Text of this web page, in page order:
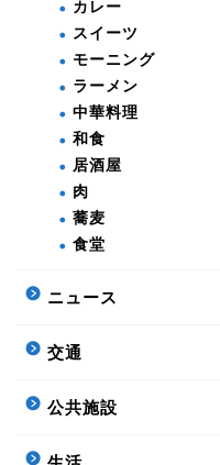
カレー
スイーツ
モーニング
ラーメン
中華料理
和食
居酒屋
肉
蕎麦
食堂
ニュース
交通
公共施設